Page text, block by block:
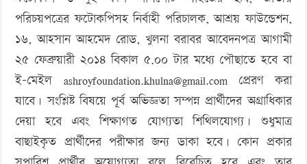
পরিচয়পত্রের ফটোকপিসহ নির্বাহী পরিচালক, আশ্রয় ফাউন্ডেশন,
১৬, আহসান আহমেদ রোড, খুলনা বরাবর আবেদনপত্র আগামী
২৫ ফেব্রুয়ারী ২০১৪ বিকাল ৫.০০ টার মধ্যে পৌছাতে হবে বা
ই-মেইল ashroyfoundation.khulna@gmail.comপ্রেরণ করা
যাবে। সংশ্লিষ্ট বিষয়ে পূর্ব অভিজ্ঞতা সম্পন্ন প্রার্থীদের অগ্রাধিকার
দেয়া হবে এবং শিক্ষাগত যোগ্যতা শিথিলযোগ্য। শুধুমাত্র
বাছাইকৃত প্রার্থীদের পরীক্ষার জন্য ডাকা হবে। কোন প্রকার